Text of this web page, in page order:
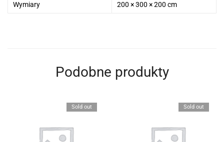
Wymiary 200 × 300 × 200 cm
Podobne produkty
Sold out Sold out